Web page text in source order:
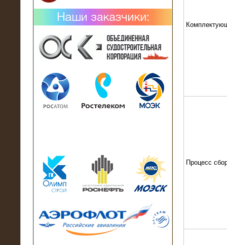
02.02.2019
Нагрузочный комплекс 26 МВт (10
кВ) поставлен в аренду на
13.07.2018
Процесс